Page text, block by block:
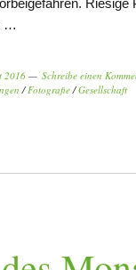
…
2016
Schreibe einen
/Fotografie/Gesellschaft